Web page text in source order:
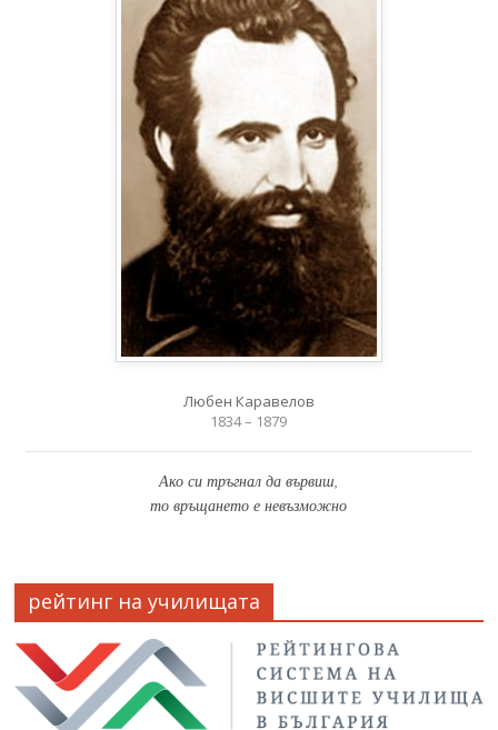
Любен Каравелов
1834 – 1879
Ако си тръгнал да вървиш,
то връщането е невъзможно
рейтинг на училищата